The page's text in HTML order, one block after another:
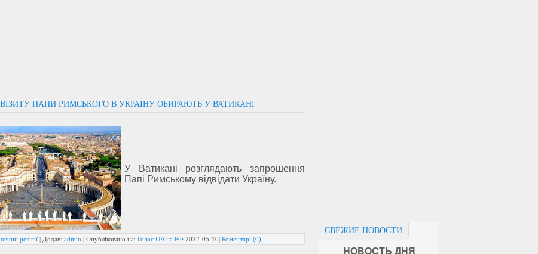
СВЕЖИЕ НОВОСТИ
НОВОСТЬ ДНЯ
ПАПИ РИМСЬКОГО В УКРАЇНУ ОБИРАЮТЬ У ВАТИКАНІ
У Ватикані розглядають запрошення
Папі Римському відвідати Україну.
релігії | Додав: admin | Опубліковано на: Голос UA на РФ 2022-05-10| Коментарі (0)